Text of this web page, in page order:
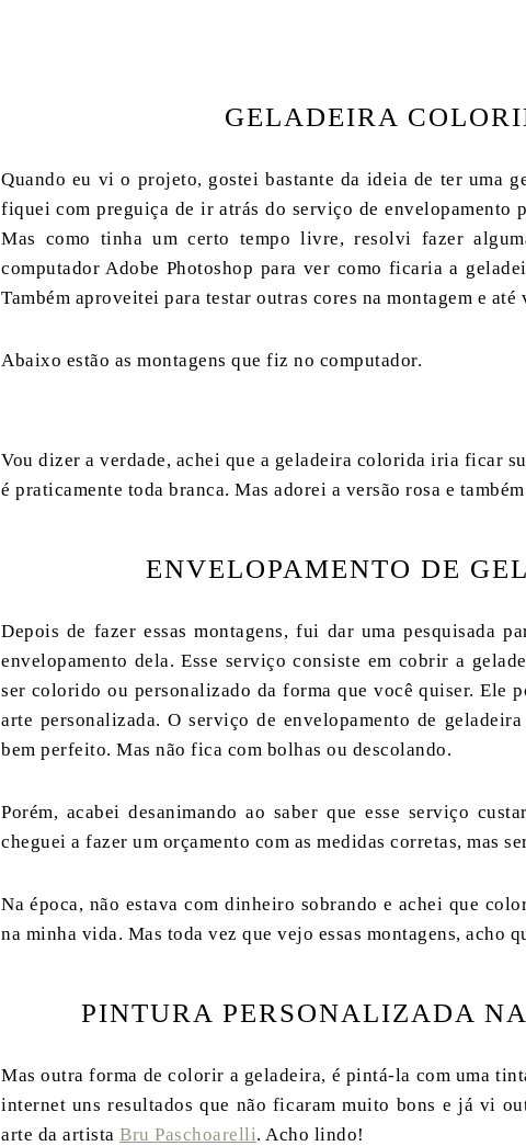
GELADEIRA
Quando eu vi o projeto, gostei bastante da ideia de ter uma
fiquei com preguiça de ir atrás do serviço de envelopamento
Mas como tinha um certo tempo livre, resolvi fazer
computador Adobe Photoshop para ver como ficaria a
Também aproveitei para testar outras cores na montagem e
Abaixo estão as montagens que fiz no computador.
Vou dizer a verdade, achei que a geladeira colorida iria ficar
é praticamente toda branca. Mas adorei a versão rosa e
ENVELOPAMENTO DE
Depois de fazer essas montagens, fui dar uma pesquisada
envelopamento dela. Esse serviço consiste em cobrir a
ser colorido ou personalizado da forma que você quiser. Ele
arte personalizada. O serviço de envelopamento de
bem perfeito. Mas não fica com bolhas ou descolando.
Porém, acabei desanimando ao saber que esse serviço
cheguei a fazer um orçamento com as medidas corretas, mas
Na época, não estava com dinheiro sobrando e achei que
na minha vida. Mas toda vez que vejo essas montagens, acho
PINTURA PERSONALIZADA
Mas outra forma de colorir a geladeira, é pintá-la com uma
internet uns resultados que não ficaram muito bons e já vi
arte da artista Bru Paschoarelli. Acho lindo!